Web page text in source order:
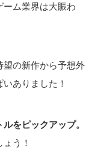
ム業界は大賑わ
望の新作から予想外
ありました！
をピックアップ。
う！